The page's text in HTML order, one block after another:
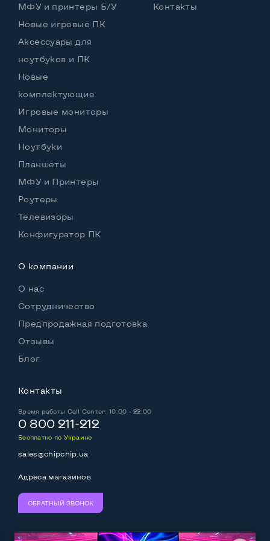
Возможности видеокарты:
Тип видеокарты
Видеопроцессор ноутбука
Размер видеопамяти, Гб
Удобство пользования:
Материал корпуса
Подсветка клавиатуры
Русские и украинские буквы на клавиатуре
Операционная система
Разъемы подключения:
Выход Display port
Выход mini Display port
Выход HDMIНет
Разъем для наушников 3.5 мм
Разъем для микрофона
Выход Gigabit Ethernet LANДа
МФУ и принтеры Б/У
Новые игровые ПК
Аксессуары для
ноутбуков и ПК
Новые
комплектующие
Игровые мониторы
Мониторы
Ноутбуки
Планшеты
МФУ и Принтеры
Роутеры
Телевизоры
Конфигуратор ПК
Контакты
О компании
О нас
Сотрудничество
Предпродажная подготовка
Отзывы
Блог
Контакты
Время работы Call Center: 10:00 - 22:00
0 800 211-212
Бесплатно по Украине
sales@chipchip.ua
Адреса магазинов
ОБРАТНЫЙ ЗВОНОК